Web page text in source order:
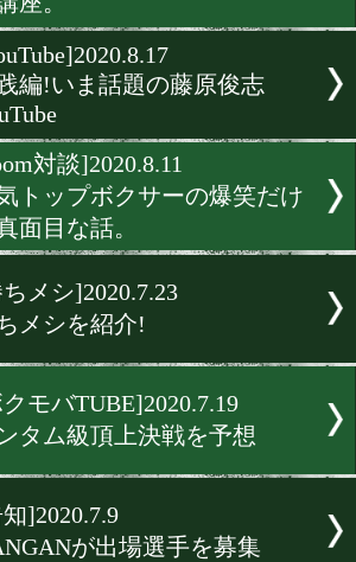
石田順裕氏がYouTubeチャ
ルを開設
[YouTube]2020.8.21
藤原俊志のマウスピースの
方講座。
[YouTube]2020.8.17
実践編!いま話題の藤原俊志
YouTube
[zoom対談]2020.8.11
人気トップボクサーの爆笑
[勝ちメシ]2020.7.23